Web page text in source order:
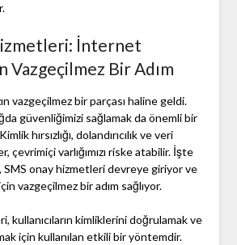
İnternet
Vazgeçilmez Bir Adım
vazgeçilmez bir parçası haline geldi.
güvenliğimizi sağlamak da önemli bir
hırsızlığı, dolandırıcılık ve veri
çevrimiçi varlığımızı riske atabilir. İşte
onay hizmetleri devreye giriyor ve
vazgeçilmez bir adım sağlıyor.
kullanıcıların kimliklerini doğrulamak ve
için kullanılan etkili bir yöntemdir.